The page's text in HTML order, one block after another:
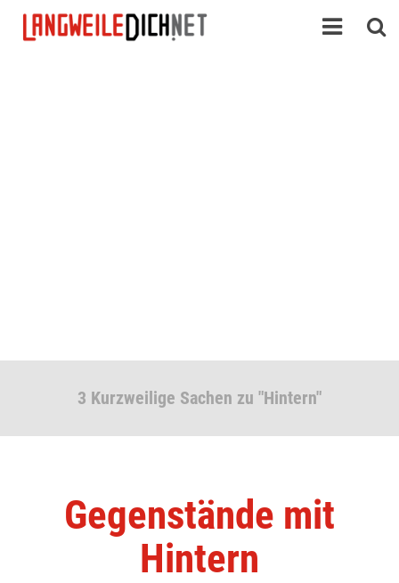
3 Kurzweilige Sachen zu "Hintern"
Gegenstände mit
Hintern